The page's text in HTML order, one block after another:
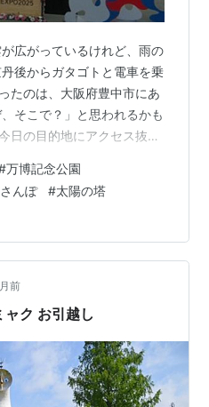
広がっているけれど、雨の
後からガタゴトと電車を乗
たのは、大阪府豊中市にあ
そこで？」と思われるかも
日の目的地にアクセス抜群
、大阪モノレールに揺られ
博記念公園。 広場に建つ太
」 そして新しいマスコット
まして～！」と心の中でご
幕を閉じているけれど、こ
立つ姿に…
万博記念公園
んぽ #太陽の塔
前
ク お引越し